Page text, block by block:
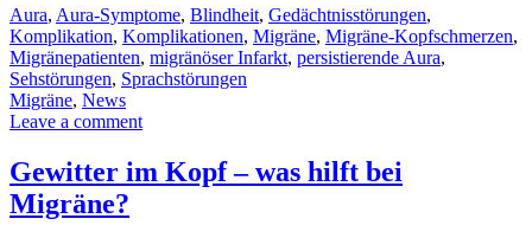
Aura, Aura-Symptome, Blindheit, Gedächtnisstörungen,
Komplikation, Komplikationen, Migräne, Migräne-Kopfschmerzen,
Migränepatienten, migränöser Infarkt, persistierende Aura,
Sehstörungen, Sprachstörungen
Migräne, News
Leave a comment
Gewitter im Kopf – was hilft bei
Migräne?